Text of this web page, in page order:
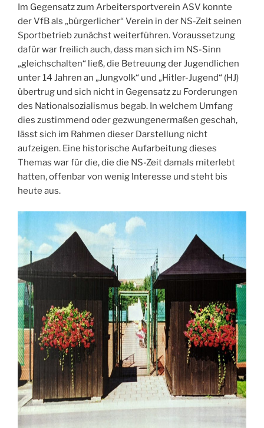
Im Gegensatz zum Arbeitersportverein ASV konnte
der VfB als „bürgerlicher“ Verein in der NS-Zeit seinen
Sportbetrieb zunächst weiterführen. Voraussetzung
dafür war freilich auch, dass man sich im NS-Sinn
„gleichschalten“ ließ, die Betreuung der Jugendlichen
unter 14 Jahren an „Jungvolk“ und „Hitler-Jugend“ (HJ)
übertrug und sich nicht in Gegensatz zu Forderungen
des Nationalsozialismus begab. In welchem Umfang
dies zustimmend oder gezwungenermaßen geschah,
lässt sich im Rahmen dieser Darstellung nicht
aufzeigen. Eine historische Aufarbeitung dieses
Themas war für die, die die NS-Zeit damals miterlebt
hatten, offenbar von wenig Interesse und steht bis
heute aus.